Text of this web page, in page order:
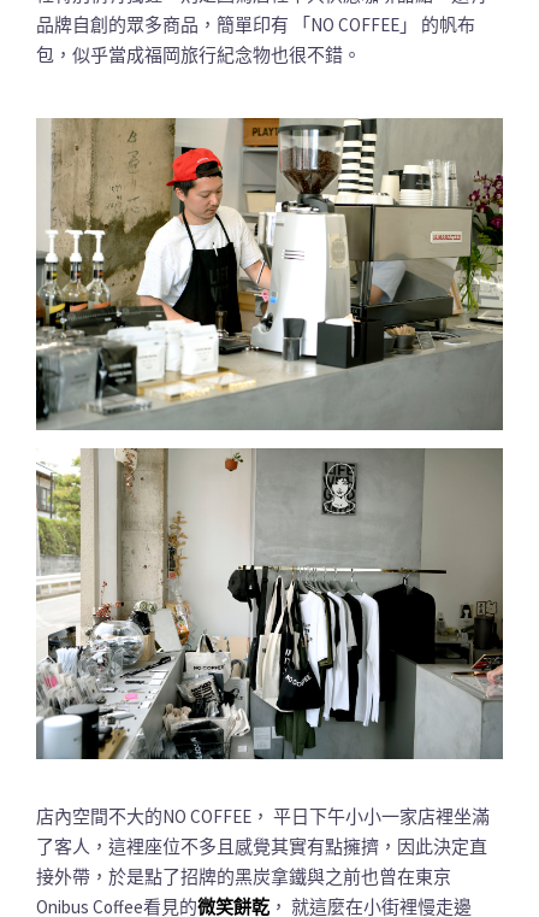
品牌自創的眾多商品，簡單印有 「NO COFFEE」 的帆布
包，似乎當成福岡旅行紀念物也很不錯。
店內空間不大的NO COFFEE， 平日下午小小一家店裡坐滿
了客人，這裡座位不多且感覺其實有點擁擠，因此決定直
接外帶，於是點了招牌的黑炭拿鐵與之前也曾在東京
Onibus Coffee看見的微笑餅乾 ， 就這麼在小街裡慢走邊